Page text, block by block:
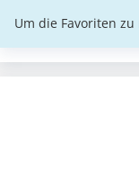
Um die Favoriten zu